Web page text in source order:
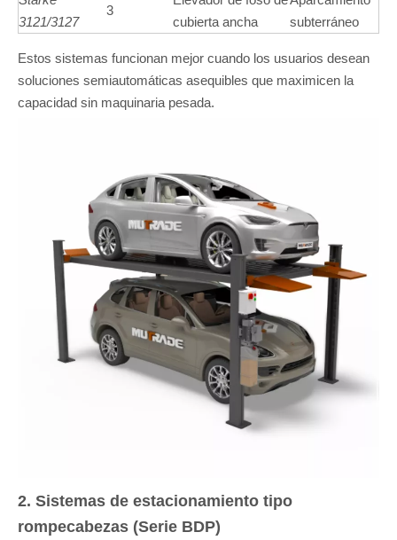
3121/3127
3
cubierta ancha
subterráneo
Estos sistemas funcionan mejor cuando los usuarios desean
soluciones semiautomáticas asequibles que maximicen la
capacidad sin maquinaria pesada.
2. Sistemas de estacionamiento tipo
rompecabezas (Serie BDP)